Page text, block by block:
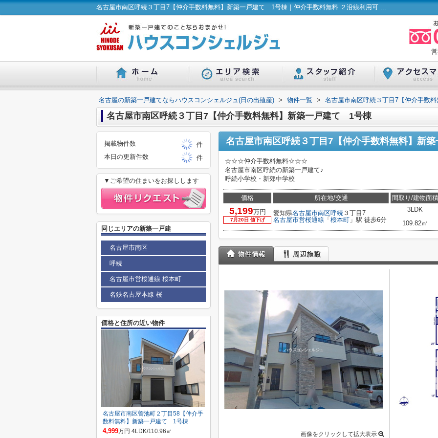
名古屋市南区呼続３丁目7【仲介手数料無料】新築一戸建て 1号棟｜仲介手数料無料 ２沿線利用可 対面式キッチン 洗髪洗面化粧台｜ハウスコンシェルジュ(日の出殖産)
名古屋の新築一戸建てならハウスコンシェルジュ(日の出殖産) > 物件一覧 > 名古屋市南区呼続３丁目7【仲介手数
名古屋市南区呼続３丁目7【仲介手数料無料】新築一戸建て 1号棟
名古屋市南区呼続３丁目7【仲介手数料無料】新
☆☆☆仲介手数料無料☆☆☆
名古屋市南区呼続の新築一戸建て♪
呼続小学校・新郊中学校
価格
5,199万円
7月20日 値下げ
所在地/交通
愛知県名古屋市南区呼続 ３丁目7
名古屋市営桜通線 「 桜本町 」駅 徒歩6分
間取り/建物面積
3LDK
109.82㎡
画像をクリックして拡大表示
掲載物件数
件
本日の更新件数
件
▼ご希望の住まいをお探しします
同じエリアの新築一戸建
名古屋市南区
呼続
名古屋市営桜通線 桜本町
名鉄名古屋本線 桜
価格と住所の近い物件
名古屋市南区曽池町２丁目58【仲介手
数料無料】新築一戸建て 1号棟
4,999万円 4LDK/110.96㎡